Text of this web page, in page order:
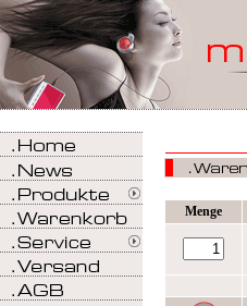
Menge